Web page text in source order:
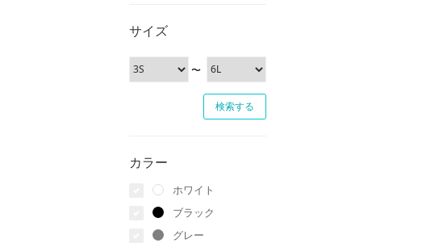
サイズ
〜
カラー
ホワイト
ブラック
グレー